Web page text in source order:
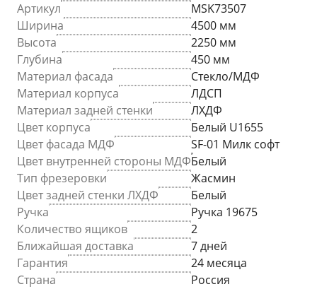
Артикул
MSK73507
Ширина
4500 мм
Высота
2250 мм
Глубина
450 мм
Материал фасада
Стекло/МДФ
Материал корпуса
ЛДСП
Материал задней стенки
ЛХДФ
Цвет корпуса
Белый U1655
Цвет фасада МДФ
SF-01 Милк софт
Цвет внутренней стороны МДФБелый
Тип фрезеровки
Жасмин
Цвет задней стенки ЛХДФ
Белый
Ручка
Ручка 19675
Количество ящиков
2
Ближайшая доставка
7 дней
Гарантия
24 месяца
Страна
Россия